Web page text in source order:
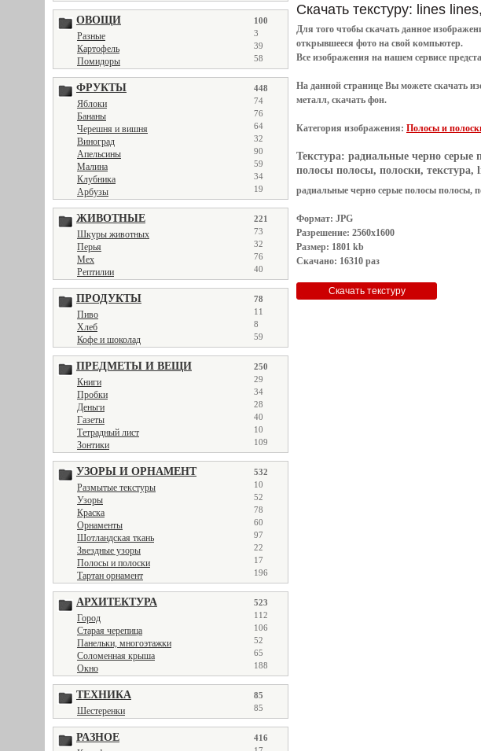
ОВОЩИ 100
Разные 3
Картофель 39
Помидоры 58
ФРУКТЫ 448
Яблоки 74
Бананы 76
Черешня и вишня 64
Виноград 32
Апельсины 90
Малина 59
Клубника 34
Арбузы 19
ЖИВОТНЫЕ 221
Шкуры животных 73
Перья 32
Мех 76
Рептилии 40
ПРОДУКТЫ 78
Пиво 11
Хлеб 8
Кофе и шоколад 59
ПРЕДМЕТЫ И ВЕЩИ 250
Книги 29
Пробки 34
Деньги 28
Газеты 40
Тетрадный лист 10
Зонтики 109
УЗОРЫ И ОРНАМЕНТ 532
Размытые текстуры 10
Узоры 52
Краска 78
Орнаменты 60
Шотландская ткань 97
Звездные узоры 22
Полосы и полоски 17
Тартан орнамент 196
АРХИТЕКТУРА 523
Город 112
Старая черепица 106
Панельки, многоэтажки 52
Соломенная крыша 65
Окно 188
ТЕХНИКА 85
Шестеренки 85
РАЗНОЕ 416
Скачать текстуру: lines
Для того чтобы скачать данное
открывшееся фото на свой компьютер.
Все изображения на нашем сервисе
На данной странице Вы можете скачать
металл, скачать фон.
Категория изображения: Полосы и
Текстура: радиальные черно серые
полосы полосы, полоски, текстура,
радиальные черно серые полосы полосы,
Формат: JPG
Разрешение: 2560x1600
Размер: 1801 kb
Скачано: 16310 раз